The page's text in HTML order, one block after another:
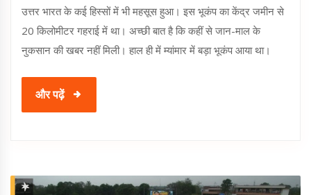
उत्तर भारत के कई हिस्सों में भी महसूस हुआ। इस भूकंप का केंद्र जमीन से
20 किलोमीटर गहराई में था। अच्छी बात है कि कहीं से जान-माल के
नुकसान की खबर नहीं मिली। हाल ही में म्यांमार में बड़ा भूकंप आया था।
और पढ़ें